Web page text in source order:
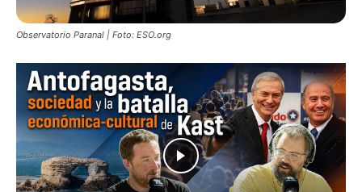
Observatorio Paranal | Foto: ESO.org